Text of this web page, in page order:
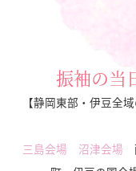
振袖の当
【静岡東部・伊豆全
三島会場
沼津会場